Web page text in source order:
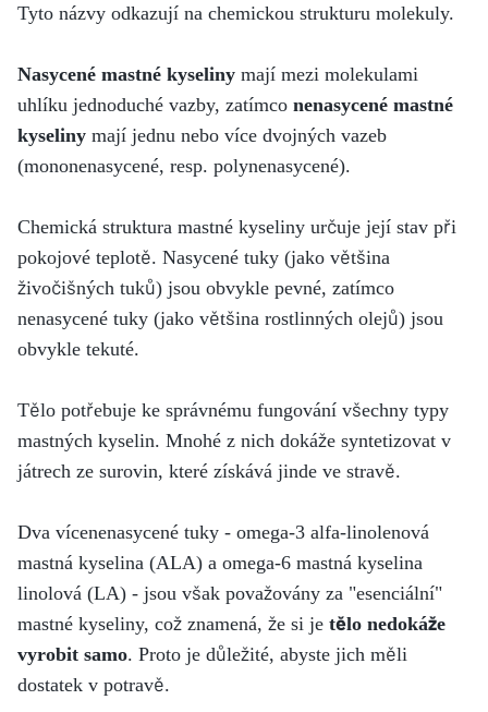
Tyto názvy odkazují na chemickou strukturu molekuly.
Nasycené mastné kyseliny mají mezi molekulami
uhlíku jednoduché vazby, zatímco nenasycené mastné
kyseliny mají jednu nebo více dvojných vazeb
(mononenasycené, resp. polynenasycené).
Chemická struktura mastné kyseliny určuje její stav při
pokojové teplotě. Nasycené tuky (jako většina
živočišných tuků) jsou obvykle pevné, zatímco
nenasycené tuky (jako většina rostlinných olejů) jsou
obvykle tekuté.
Tělo potřebuje ke správnému fungování všechny typy
mastných kyselin. Mnohé z nich dokáže syntetizovat v
játrech ze surovin, které získává jinde ve stravě.
Dva vícenenasycené tuky - omega-3 alfa-linolenová
mastná kyselina (ALA) a omega-6 mastná kyselina
linolová (LA) - jsou však považovány za "esenciální"
mastné kyseliny, což znamená, že si je tělo nedokáže
vyrobit samo. Proto je důležité, abyste jich měli
dostatek v potravě.